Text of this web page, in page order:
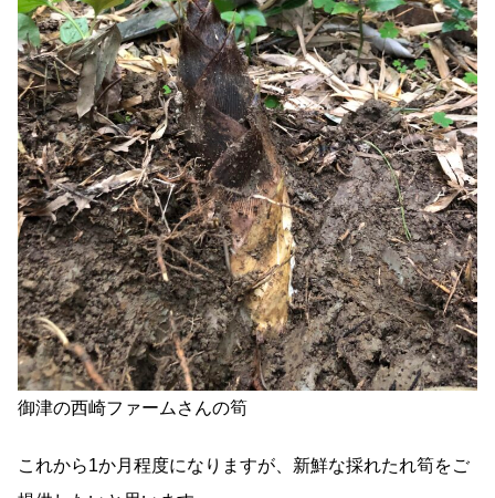
御津の西崎ファームさんの筍
これから1か月程度になりますが、新鮮な採れたれ筍をご